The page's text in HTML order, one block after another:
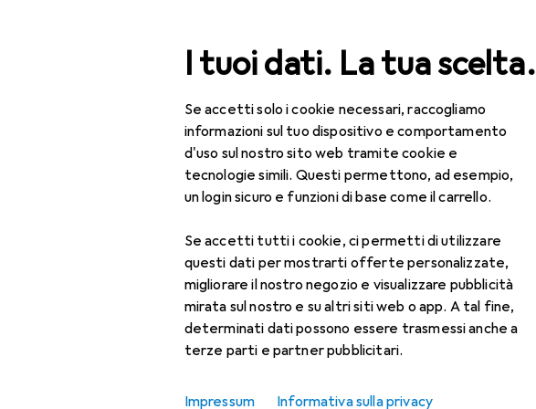
I tuoi dati. La tua scelta.
Se accetti solo i cookie necessari, raccogliamo
informazioni sul tuo dispositivo e comportamento
d'uso sul nostro sito web tramite cookie e
tecnologie simili. Questi permettono, ad esempio,
un login sicuro e funzioni di base come il carrello.
Se accetti tutti i cookie, ci permetti di utilizzare
questi dati per mostrarti offerte personalizzate,
migliorare il nostro negozio e visualizzare pubblicità
mirata sul nostro e su altri siti web o app. A tal fine,
determinati dati possono essere trasmessi anche a
terze parti e partner pubblicitari.
Impressum Informativa sulla privacy
Cerca
Tutte le categorie IT + Multimedia